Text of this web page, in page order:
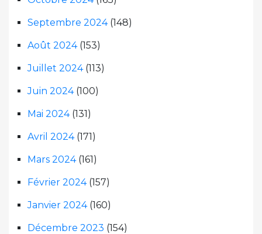
Septembre 2024(148)
Août 2024(153)
Juillet 2024(113)
Juin 2024(100)
Mai 2024(131)
Avril 2024(171)
Mars 2024(161)
Février 2024(157)
Janvier 2024(160)
Décembre 2023 (154)